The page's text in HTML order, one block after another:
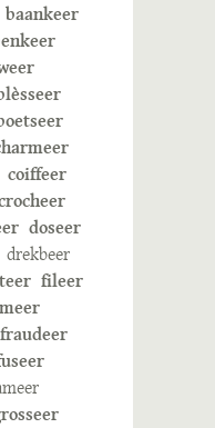
baankeer
coiffeer
doseer
drekbeer
fileer
fraudeer